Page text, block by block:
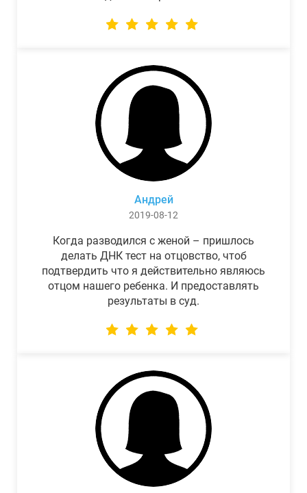
Андрей
2019-08-12
Когда разводился с женой – пришлось
делать ДНК тест на отцовство, чтоб
подтвердить что я действительно являюсь
отцом нашего ребенка. И предоставлять
результаты в суд.